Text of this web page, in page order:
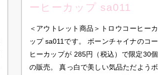
ーヒーカップ sa011
＜アウトレット商品＞トロウコーヒーカ
ップ sa011です。 ボーンチャイナのコー
ヒーカップが 285円（税込）で限定30個
の販売。 真っ白で美しい気品ただようボ